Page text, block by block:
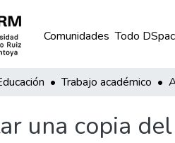
Comunidades Todo
Trabajo académico
una copia